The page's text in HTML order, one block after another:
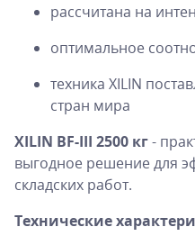
рассчитана на
оптимальное
техника XILIN
стран мира
XILIN BF-III 2500 кг-
выгодное решение для
складских работ.
Технические